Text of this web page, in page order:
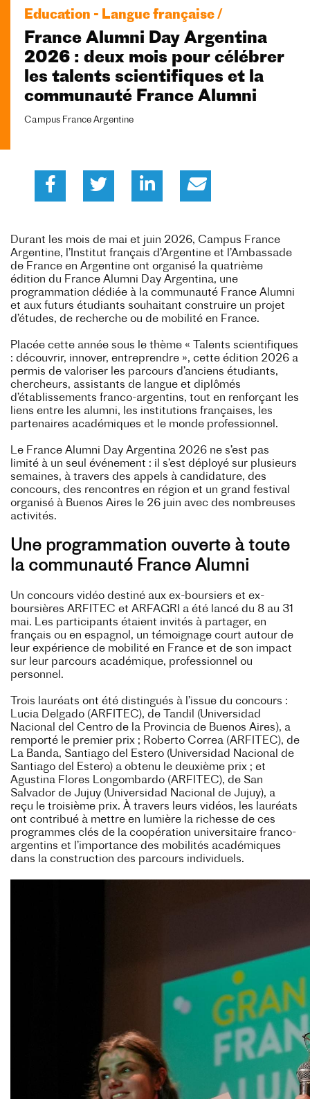
Education - Langue française /
France Alumni Day Argentina
2026 : deux mois pour célébrer
les talents scientifiques et la
communauté France Alumni
Campus France Argentine
Durant les mois de mai et juin 2026, Campus France
Argentine, l’Institut français d’Argentine et l’Ambassade
de France en Argentine ont organisé la quatrième
édition du France Alumni Day Argentina, une
programmation dédiée à la communauté France Alumni
et aux futurs étudiants souhaitant construire un projet
d’études, de recherche ou de mobilité en France.
Placée cette année sous le thème « Talents scientifiques
: découvrir, innover, entreprendre », cette édition 2026 a
permis de valoriser les parcours d’anciens étudiants,
chercheurs, assistants de langue et diplômés
d’établissements franco-argentins, tout en renforçant les
liens entre les alumni, les institutions françaises, les
partenaires académiques et le monde professionnel.
Le France Alumni Day Argentina 2026 ne s’est pas
limité à un seul événement : il s’est déployé sur plusieurs
semaines, à travers des appels à candidature, des
concours, des rencontres en région et un grand festival
organisé à Buenos Aires le 26 juin avec des nombreuses
activités.
Une programmation ouverte à toute
la communauté France Alumni
Un concours vidéo destiné aux ex-boursiers et ex-
boursières ARFITEC et ARFAGRI a été lancé du 8 au 31
mai. Les participants étaient invités à partager, en
français ou en espagnol, un témoignage court autour de
leur expérience de mobilité en France et de son impact
sur leur parcours académique, professionnel ou
personnel.
Trois lauréats ont été distingués à l’issue du concours :
Lucia Delgado (ARFITEC), de Tandil (Universidad
Nacional del Centro de la Provincia de Buenos Aires), a
remporté le premier prix ; Roberto Correa (ARFITEC), de
La Banda, Santiago del Estero (Universidad Nacional de
Santiago del Estero) a obtenu le deuxième prix ; et
Agustina Flores Longombardo (ARFITEC), de San
Salvador de Jujuy (Universidad Nacional de Jujuy), a
reçu le troisième prix. À travers leurs vidéos, les lauréats
ont contribué à mettre en lumière la richesse de ces
programmes clés de la coopération universitaire franco-
argentins et l’importance des mobilités académiques
dans la construction des parcours individuels.